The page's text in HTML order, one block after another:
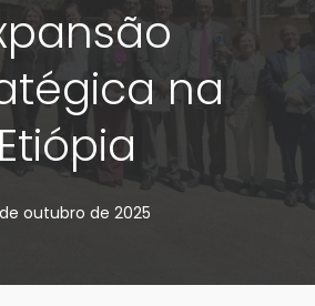
na
Etiópia
de outubro de 2025